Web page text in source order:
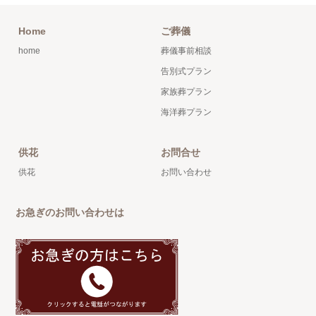
Home
home
ご葬儀
葬儀事前相談
告別式プラン
家族葬プラン
海洋葬プラン
供花
供花
お問合せ
お問い合わせ
お急ぎのお問い合わせは